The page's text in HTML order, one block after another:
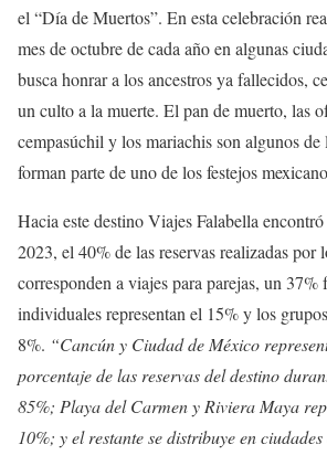
el “Día de Muertos”. En esta celebración
mes de octubre de cada año en algunas
busca honrar a los ancestros ya fallecidos,
un culto a la muerte. El pan de muerto, las
cempasúchil y los mariachis son algunos de
forman parte de uno de los festejos
Hacia este destino Viajes Falabella
2023, el 40% de las reservas realizadas por
corresponden a viajes para parejas, un 37%
individuales representan el 15% y los
8%. “Cancún y Ciudad de México
porcentaje de las reservas del destino
85%; Playa del Carmen y Riviera Maya
10%; y el restante se distribuye en